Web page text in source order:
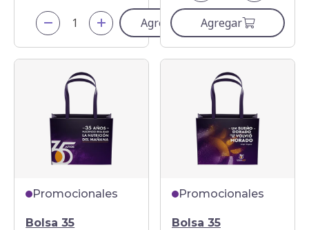
Agregar Agregar
Promocionales
Bolsa 35
Promocionales
Bolsa 35